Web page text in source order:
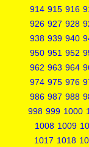
914 915 916
926 927 928
938 939 940
950 951 952
962 963 964
974 975 976
986 987 988
998 999 1000
1008 1009
1017 1018